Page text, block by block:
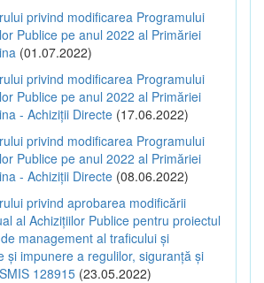
privind modificarea Programului
Publice pe anul 2022 al Primăriei
(01.07.2022)
privind modificarea Programului
Publice pe anul 2022 al Primăriei
- Achiziții Directe (17.06.2022)
privind modificarea Programului
Publice pe anul 2022 al Primăriei
- Achiziții Directe (08.06.2022)
privind aprobarea modificării
al Achizițiilor Publice pentru proiectul
management al traficului și
și impunere a regulilor, siguranță și
128915 (23.05.2022)